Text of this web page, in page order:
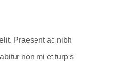
Praesent ac nibh
non mi et turpis